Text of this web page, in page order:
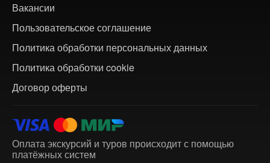
Вакансии
Пользовательское соглашение
Политика обработки персональных данных
Политика обработки cookie
Договор оферты
Оплата экскурсий и туров происходит с помощью
платёжных систем